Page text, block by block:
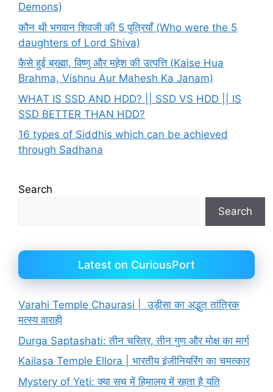
Demons)
कौन थी भगवान शिवजी की 5 पुत्रियाँ (Who were the 5
daughters of Lord Shiva)
कैसे हुई ब्रह्मा, विष्णु और महेश की उत्पत्ति (Kaise Hua
Brahma, Vishnu Aur Mahesh Ka Janam)
WHAT IS SSD AND HDD? || SSD VS HDD || IS
SSD BETTER THAN HDD?
16 types of Siddhis which can be achieved
through Sadhana
Search
Search
Latest on CuriousPort
Varahi Temple Chaurasi | उड़ीसा का अद्भुत तांत्रिक
मत्स्य वाराही
Durga Saptashati: तीन चरित्र, तीन गुण और मोक्ष का मार्ग
Kailasa Temple Ellora | भारतीय इंजीनियरिंग का चमत्कार
Mystery of Yeti: क्या सच में हिमालय में रहता है यति